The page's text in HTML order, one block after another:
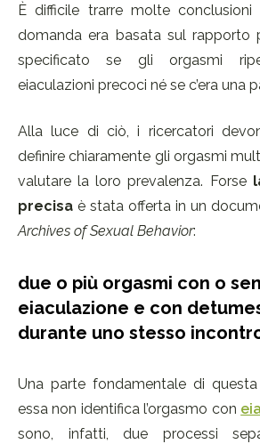
È difficile trarre molte
domanda era basata sul rapporto
specificato se gli orgasmi
eiaculazioni precoci né se c’era una
Alla luce di ciò, i ricercatori
definire chiaramente gli orgasmi
valutare la loro prevalenza. Forse
precisa è stata offerta in un
Archives of Sexual Behavior:
due o più orgasmi con o
eiaculazione e con
durante uno stesso
Una parte fondamentale di
essa non identifica l’orgasmo con
sono, infatti, due processi